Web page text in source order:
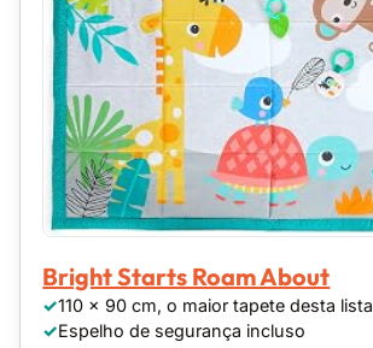
Bright Starts Roam About
110 x 90 cm, o maior tapete desta lista
Espelho de segurança incluso